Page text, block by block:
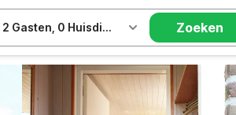
2 Gasten 0 Huisdieren Zoeken